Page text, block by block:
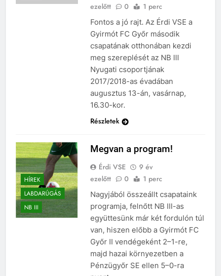
ezelőtt
0 1 perc
Fontos a jó rajt. Az Érdi VSE a
Gyirmót FC Győr második
csapatának otthonában kezdi
meg szereplését az NB III
Nyugati csoportjának
2017/2018-as évadában
augusztus 13-án, vasárnap,
16.30-kor.
Részletek
HÍREK
LABDARÚGÁS
NB III
Megvan a program!
Érdi VSE
9 év
ezelőtt
0 1 perc
Nagyjából összeállt csapataink
programja, felnőtt NB III-as
együttesünk már két fordulón túl
van, hiszen előbb a Gyirmót FC
Győr II vendégeként 2–1-re,
majd hazai környezetben a
Pénzügyőr SE ellen 5–0-ra